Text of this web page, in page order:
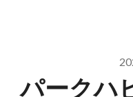
パークハ